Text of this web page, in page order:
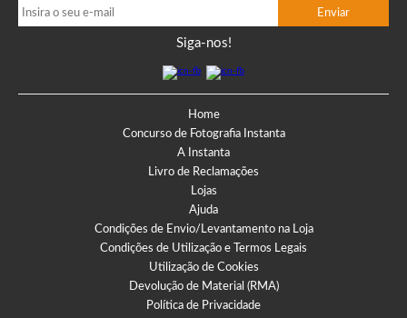
Siga-nos!
Home
Concurso de Fotografia Instanta
A Instanta
Livro de Reclamações
Lojas
Ajuda
Condições de Envio/Levantamento na Loja
Condições de Utilização e Termos Legais
Utilização de Cookies
Devolução de Material (RMA)
Política de Privacidade